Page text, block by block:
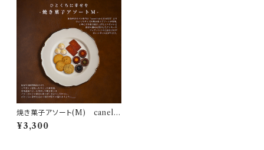
焼き菓子アソート(M) canelé
de CHIANTI
¥3,300